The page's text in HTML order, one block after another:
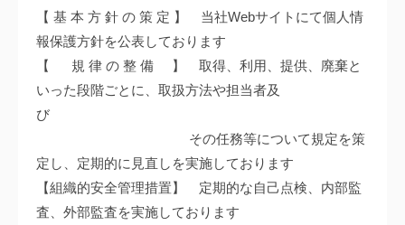
【 基 本 方 針 の 策 定 】 当社Webサイトにて個人情
報保護方針を公表しております
【 規 律 の 整 備 】 取得、利用、提供、廃棄と
いった段階ごとに、取扱方法や担当者及
び
その任務等について規定を策
定し、定期的に見直しを実施しております
【組織的安全管理措置】 定期的な自己点検、内部監
査、外部監査を実施しております